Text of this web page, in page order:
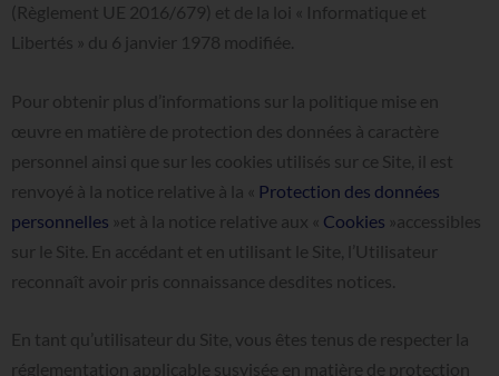
(Règlement UE 2016/679) et de la loi « Informatique et
Libertés » du 6 janvier 1978 modifiée.
Pour obtenir plus d’informations sur la politique mise en
œuvre en matière de protection des données à caractère
personnel ainsi que sur les cookies utilisés sur ce Site, il est
renvoyé à la notice relative à la « Protection des données
personnelles »et à la notice relative aux « Cookies »accessibles
sur le Site. En accédant et en utilisant le Site, l’Utilisateur
reconnaît avoir pris connaissance desdites notices.
En tant qu’utilisateur du Site, vous êtes tenus de respecter la
réglementation applicable susvisée en matière de protection